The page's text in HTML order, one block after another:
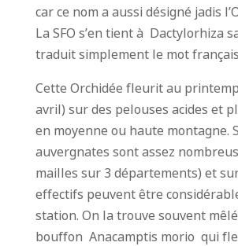
car ce nom a aussi désigné jadis
La SFO s’en tient à Dactylorhiza
traduit simplement le mot
Cette Orchidée fleurit au
avril) sur des pelouses acides et
en moyenne ou haute montagne.
auvergnates sont assez
mailles sur 3 départements) et
effectifs peuvent être
station. On la trouve souvent
bouffon Anacamptis morio qui